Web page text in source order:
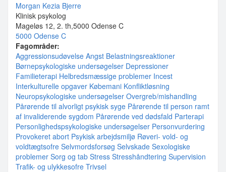
Morgan Kezia Bjerre
Klinisk psykolog
Mageløs 12, 2. th,5000 Odense C
5000 Odense C
Fagområder:
Aggressionsudøvelse Angst Belastningsreaktioner
Børnepsykologiske undersøgelser Depressioner
Familieterapi Helbredsmæssige problemer Incest
Interkulturelle opgaver Købemani Konfliktløsning
Neuropsykologiske undersøgelser Overgreb/mishandling
Pårørende til alvorligt psykisk syge Pårørende til person ramt
af invaliderende sygdom Pårørende ved dødsfald Parterapi
Personlighedspsykologiske undersøgelser Personvurdering
Provokeret abort Psykisk arbejdsmiljø Røveri- vold- og
voldtægtsofre Selvmordsforsøg Selvskade Sexologiske
problemer Sorg og tab Stress Stresshåndtering Supervision
Trafik- og ulykkesofre Trivsel